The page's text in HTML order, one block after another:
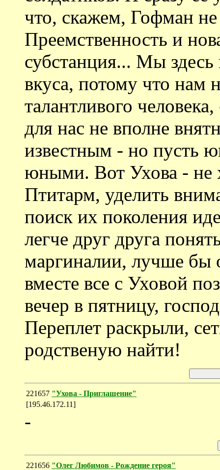
что, скажем, Гофман
Преемственность и
субстанция... Мы
вкуса, потому что нам
талантливого
для нас не вполне
известным - но пусть
юными. Вот Ухова - не
Птитарм, уделить
поиск их поколения
легче друг друга
маргиналии, лучше бы
вместе все с Уховой
вечер в пятницу,
Переплет раскрыли,
родственую найти!
221657 "Ухова - Приглашение"
[195.46.172.11]
-
221656 "Олег Любимов - Рождение героя"